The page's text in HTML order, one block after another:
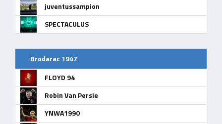
juventussampion
SPECTACULUS
Brodarac 1947
FLOYD 94
Robin Van Persie
YNWA1990